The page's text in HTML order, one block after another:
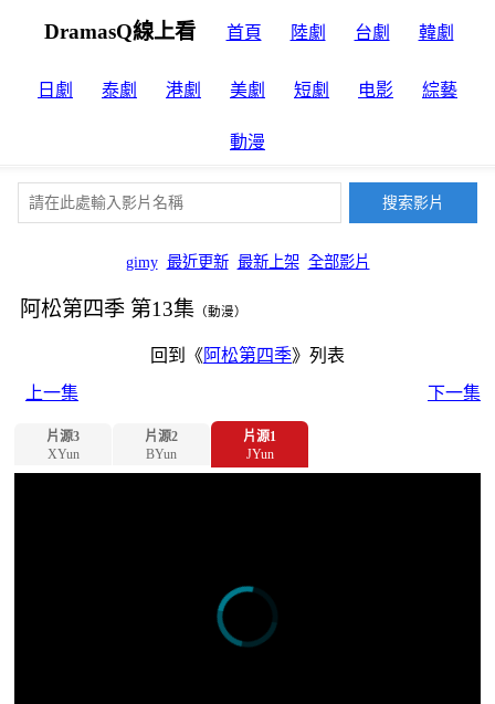
DramasQ線上看 首頁 陸劇 台劇 韓劇
日劇 泰劇 港劇 美劇 短劇 电影 綜藝
動漫
gimy 最近更新 最新上架 全部影片
阿松第四季 第13集 （動漫）
回到《 阿松第四季》列表
上一集
下一集
片源3
XYun
片源2
BYun
片源1
JYun